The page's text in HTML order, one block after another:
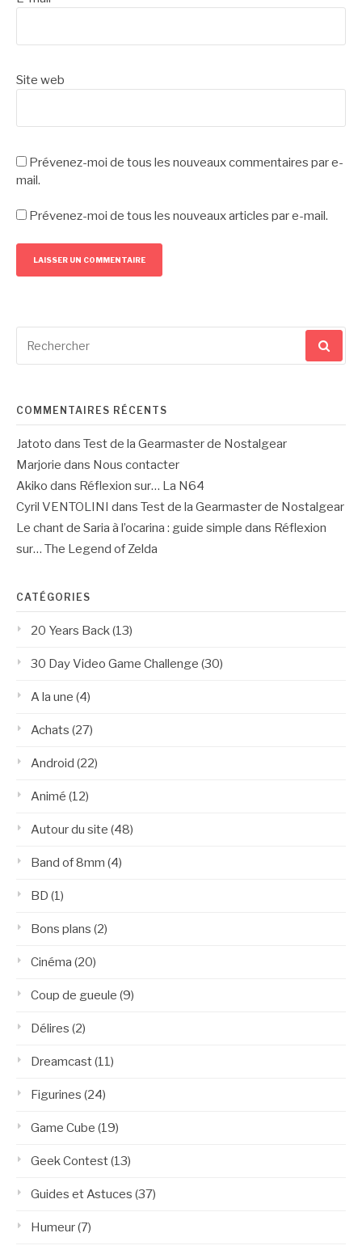
Site web
Prévenez-moi de tous les nouveaux commentaires par e-
mail.
Prévenez-moi de tous les nouveaux articles par e-mail.
pour
COMMENTAIRES RÉCENTS
Jatoto dans Test de la Gearmaster de Nostalgear
Marjorie dans Nous contacter
Akiko dans Réflexion sur… La N64
Cyril VENTOLINI dans Test de la Gearmaster de Nostalgear
Le chant de Saria à l’ocarina : guide simple dans Réflexion
sur… The Legend of Zelda
CATÉGORIES
20 Years Back(13)
30 Day Video Game Challenge (30)
A la une (4)
Achats (27)
Android (22)
Animé (12)
Autour du site (48)
Band of 8mm (4)
BD (1)
Bons plans (2)
Cinéma (20)
Coup de gueule (9)
Délires (2)
Dreamcast(11)
Figurines (24)
Game Cube (19)
Geek Contest(13)
Guides et Astuces (37)
Humeur(7)